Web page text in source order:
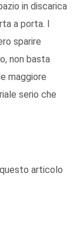
in discarica
a porta. I
sparire
non basta
maggiore
serio che
articolo